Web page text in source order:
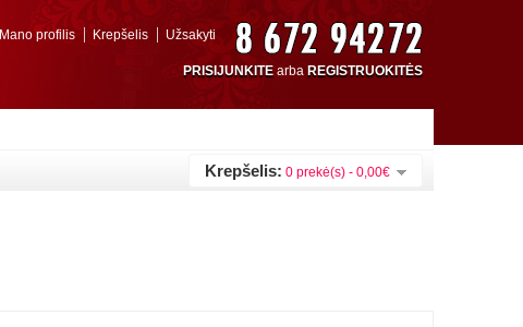
PRISIJUNKITE arba REGISTRUOKITĖS
Mano profilis Krepšelis Užsakyti
Krepšelis: 0 prekė(s) - 0,00€